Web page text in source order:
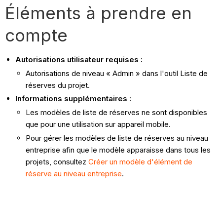
Éléments à prendre en
compte
Autorisations utilisateur requises :
Autorisations de niveau « Admin » dans l'outil Liste de
réserves du projet.
Informations supplémentaires :
Les modèles de liste de réserves ne sont disponibles
que pour une utilisation sur appareil mobile.
Pour gérer les modèles de liste de réserves au niveau
entreprise afin que le modèle apparaisse dans tous les
projets, consultezCréer un modèle d'élément de
réserve au niveau entreprise.